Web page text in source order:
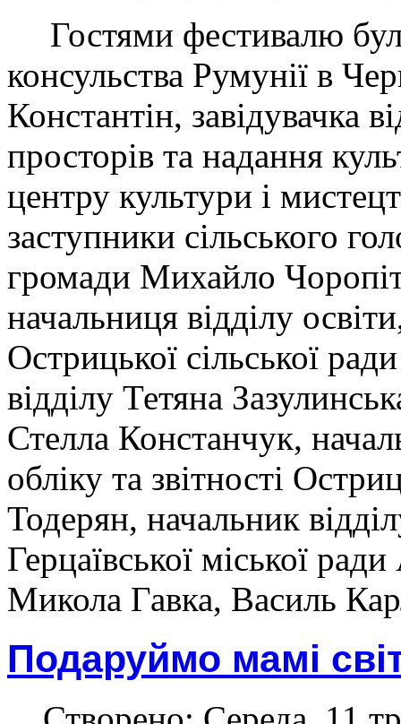
Гостями фестивалю
консульства Румунії в
Константін, завідувачка
просторів та надання
центру культури і
заступники сільського
громади Михайло
начальниця відділу
Острицької сільської
відділу Тетяна
Стелла Констанчук,
обліку та звітності
Тодерян, начальник
Герцаївської міської
Микола Гавка, Василь
Подаруймо мамі